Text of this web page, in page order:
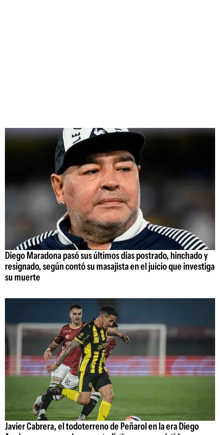
Diego Maradona pasó sus últimos días postrado, hinchado y
resignado, según contó su masajista en el juicio que investiga
su muerte
Javier Cabrera, el todoterreno de Peñarol en la era Diego